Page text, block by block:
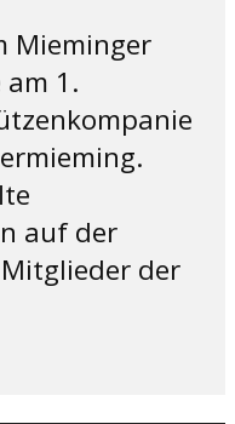
Mieminger
1.
auf der
der